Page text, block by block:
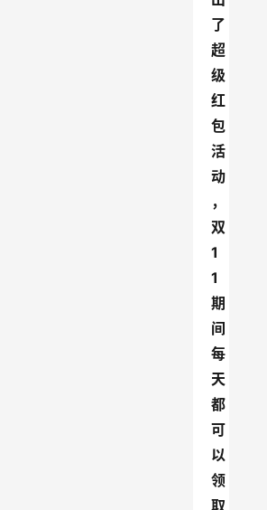
了
超
级
红
包
活
动
，
双
1
1
期
间
每
天
都
可
以
领
取